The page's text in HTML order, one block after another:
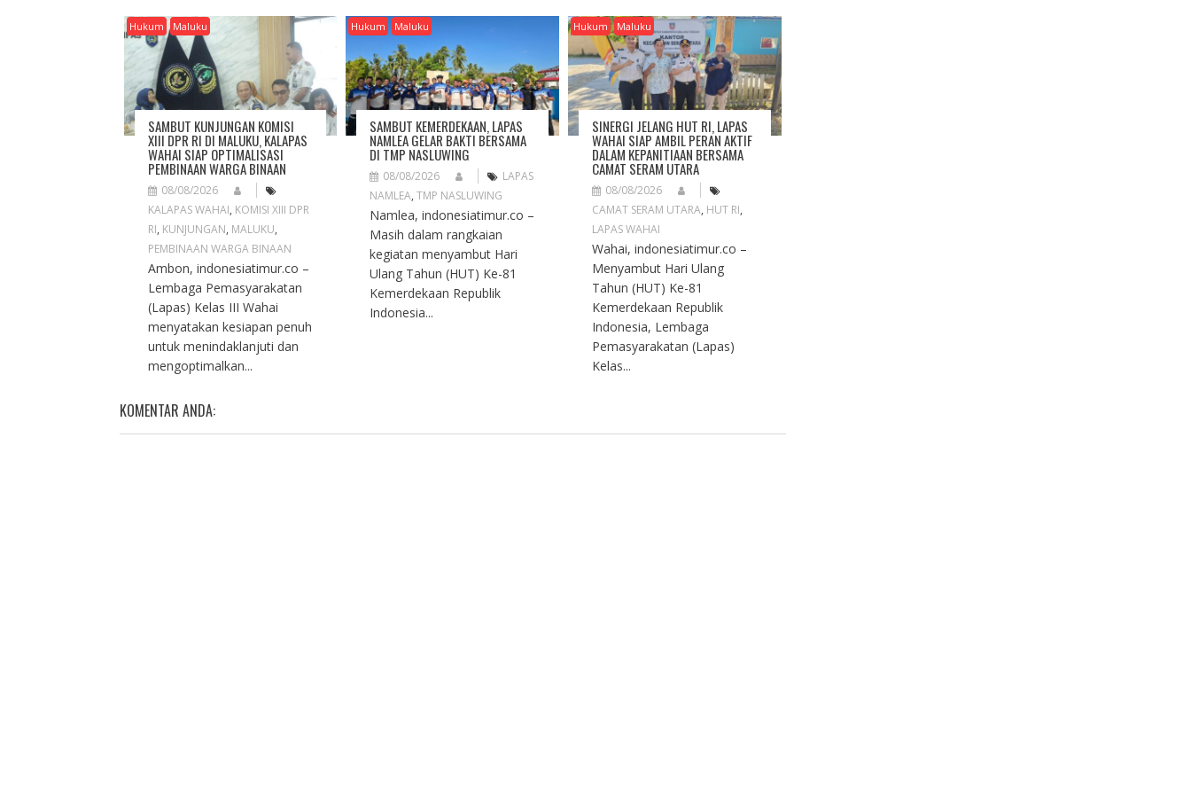
G
A
T
O
N
Hukum Maluku
SAMBUT KUNJUNGAN KOMISI
XIII DPR RI DI MALUKU, KALAPAS
WAHAI SIAP OPTIMALISASI
PEMBINAAN WARGA BINAAN
08/08/2026
KALAPAS WAHAI, KOMISI XIII DPR
RI, KUNJUNGAN, MALUKU,
PEMBINAAN WARGA BINAAN
Ambon, indonesiatimur.co –
Lembaga Pemasyarakatan
(Lapas) Kelas III Wahai
menyatakan kesiapan penuh
untuk menindaklanjuti dan
mengoptimalkan...
Hukum Maluku
SAMBUT KEMERDEKAAN, LAPAS
NAMLEA GELAR BAKTI BERSAMA
DI TMP NASLUWING
08/08/2026
LAPAS
NAMLEA,TMP NASLUWING
Namlea, indonesiatimur.co –
Masih dalam rangkaian
kegiatan menyambut Hari
Ulang Tahun (HUT) Ke-81
Kemerdekaan Republik
Indonesia...
Hukum Maluku
SINERGI JELANG HUT RI, LAPAS
WAHAI SIAP AMBIL PERAN AKTIF
DALAM KEPANITIAAN BERSAMA
CAMAT SERAM UTARA
08/08/2026
CAMAT SERAM UTARA, HUT RI,
LAPAS WAHAI
Wahai, indonesiatimur.co –
Menyambut Hari Ulang
Tahun (HUT) Ke-81
Kemerdekaan Republik
Indonesia, Lembaga
Pemasyarakatan (Lapas)
Kelas...
KOMENTAR ANDA: